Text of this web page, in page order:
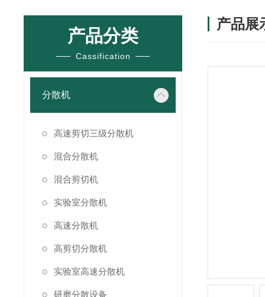
产品分类
Cassification
分散机
高速剪切三级分散机
混合分散机
混合剪切机
实验室分散机
高速分散机
高剪切分散机
实验室高速分散机
研磨分散设备
产品展